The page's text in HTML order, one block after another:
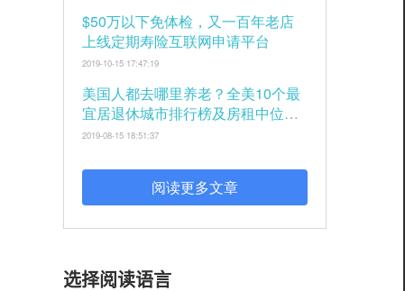
$50万以下免体检，又一百年老店
上线定期寿险互联网申请平台
2019-10-15 17:47:19
美国人都去哪里养老？全美10个最
宜居退休城市排行榜及房租中位价
（2019版）
2019-08-15 18:51:37
阅读更多文章
选择阅读语言